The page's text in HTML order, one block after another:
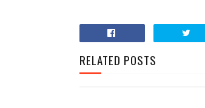
RELATED POSTS